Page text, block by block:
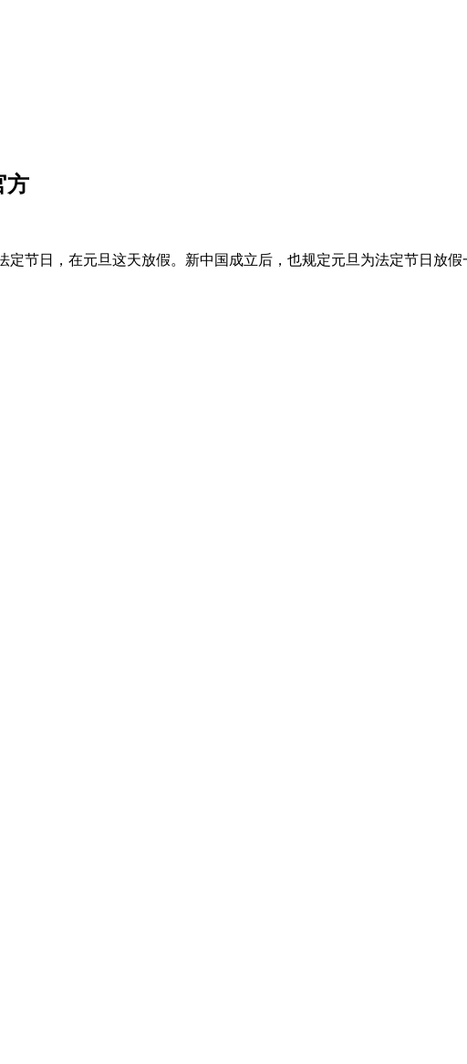
方
节日，在元旦这天放假。新中国成立后，也规定元旦为法定节日放